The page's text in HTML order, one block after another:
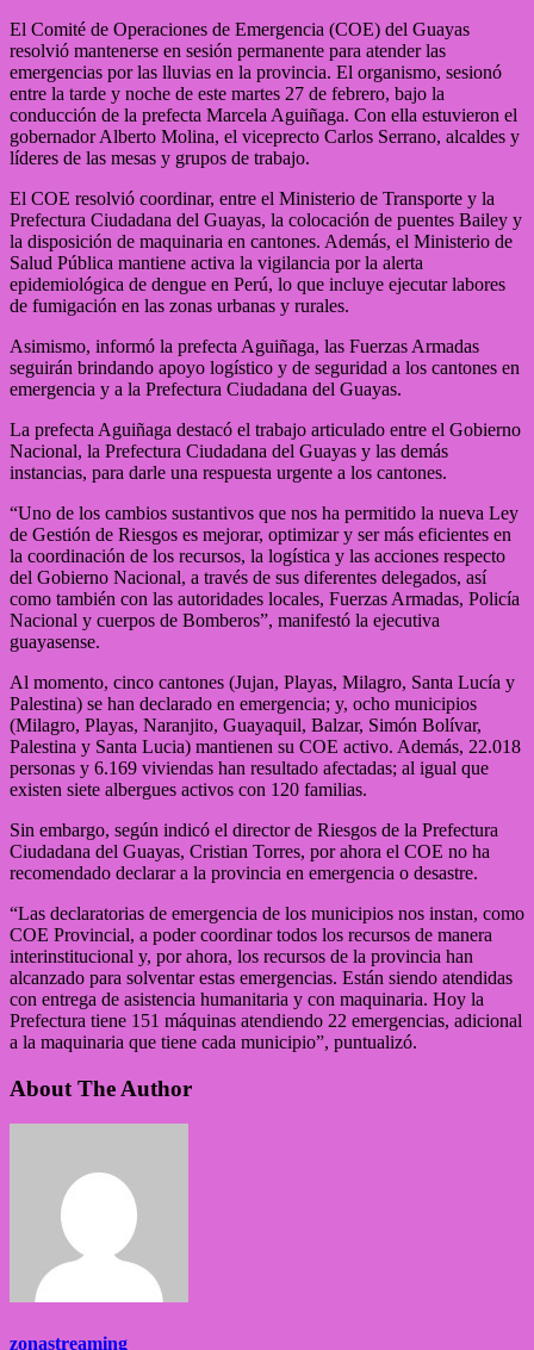
El Comité de Operaciones de Emergencia (COE) del Guayas
resolvió mantenerse en sesión permanente para atender las
emergencias por las lluvias en la provincia. El organismo, sesionó
entre la tarde y noche de este martes 27 de febrero, bajo la
conducción de la prefecta Marcela Aguiñaga. Con ella estuvieron el
gobernador Alberto Molina, el viceprecto Carlos Serrano, alcaldes y
líderes de las mesas y grupos de trabajo.
El COE resolvió coordinar, entre el Ministerio de Transporte y la
Prefectura Ciudadana del Guayas, la colocación de puentes Bailey y
la disposición de maquinaria en cantones. Además, el Ministerio de
Salud Pública mantiene activa la vigilancia por la alerta
epidemiológica de dengue en Perú, lo que incluye ejecutar labores
de fumigación en las zonas urbanas y rurales.
Asimismo, informó la prefecta Aguiñaga, las Fuerzas Armadas
seguirán brindando apoyo logístico y de seguridad a los cantones en
emergencia y a la Prefectura Ciudadana del Guayas.
La prefecta Aguiñaga destacó el trabajo articulado entre el Gobierno
Nacional, la Prefectura Ciudadana del Guayas y las demás
instancias, para darle una respuesta urgente a los cantones.
“Uno de los cambios sustantivos que nos ha permitido la nueva Ley
de Gestión de Riesgos es mejorar, optimizar y ser más eficientes en
la coordinación de los recursos, la logística y las acciones respecto
del Gobierno Nacional, a través de sus diferentes delegados, así
como también con las autoridades locales, Fuerzas Armadas, Policía
Nacional y cuerpos de Bomberos”, manifestó la ejecutiva
guayasense.
Al momento, cinco cantones (Jujan, Playas, Milagro, Santa Lucía y
Palestina) se han declarado en emergencia; y, ocho municipios
(Milagro, Playas, Naranjito, Guayaquil, Balzar, Simón Bolívar,
Palestina y Santa Lucia) mantienen su COE activo. Además, 22.018
personas y 6.169 viviendas han resultado afectadas; al igual que
existen siete albergues activos con 120 familias.
Sin embargo, según indicó el director de Riesgos de la Prefectura
Ciudadana del Guayas, Cristian Torres, por ahora el COE no ha
recomendado declarar a la provincia en emergencia o desastre.
“Las declaratorias de emergencia de los municipios nos instan, como
COE Provincial, a poder coordinar todos los recursos de manera
interinstitucional y, por ahora, los recursos de la provincia han
alcanzado para solventar estas emergencias. Están siendo atendidas
con entrega de asistencia humanitaria y con maquinaria. Hoy la
Prefectura tiene 151 máquinas atendiendo 22 emergencias, adicional
a la maquinaria que tiene cada municipio”, puntualizó.
About The Author
zonastreaming